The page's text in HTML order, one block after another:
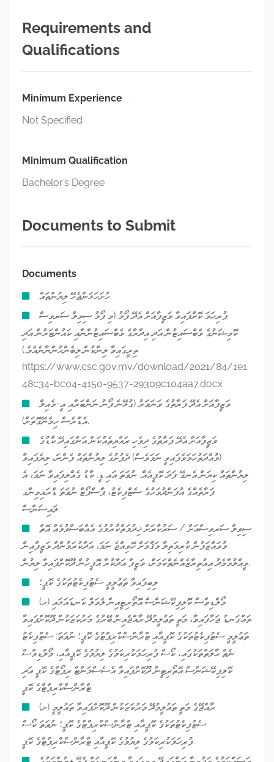
Requirements and
Qualifications
Minimum Experience
Not Specified
Minimum Qualification
Bachelor’s Degree
Documents to Submit
Documents
ހުށަހަޅަންޖެހޭ ލިޔުންތައް:
ފުރިހަމަ ކޮށްފައިވާ ވަޒީފާއަށް އެދޭ ފޯމު (މި ފޯމު ސިވިލް ސަރވިސް
ކޮމިޝަނުގެ ވެބްސައިޓުން އަދި އިދާރާގެ ވެބްސައިޓުންނާއި ކައުންޓަރުން އަދި
ތިރީގައިވާ ލިންކުން ލިބެންހުންނާނެއެވެ.)
https://www.csc.gov.mv/download/2021/84/1e1
48c34-bc04-4150-9537-29309c104aa7.docx
ވަޒީފާއަށް އެދޭ ފަރާތުގެ ވަނަވަރު (ގުޅޭނެ ފޯނު ނަންބަރާއި އީ-މެއިލް
އެޑްރެސް ހިމެނޭގޮތަށް).
ވަޒީފާއަށް އެދޭ ފަރާތުގެ ދިވެހި ރައްޔިތެއްކަން އަންގައިދޭ ކާޑުގެ
(މުއްދަތުހަމަވެފައިވީ ނަމަވެސް) ދެފުށުގެ ލިޔުންތައް ފެންނަ، ލިޔެފައިވާ
ލިޔުންތައް ކިޔަން އެނގޭ ފަދަ ކޮޕީއެއް. ނުވަތަ އައި.ޑީ. ކާޑު ގެއްލިފައިވާ ނަމަ، އެ
ފަރާތެއްގެ އުފަންދުވަހުގެ ސެޓްފިކެޓު، ޕާސްޕޯޓް ނުވަތަ ޑްރައިވިންގ
ލައިސަންސް.
ސިވިލް ސަރވިސްއަށް / ސަރުކާރަށް ޚިދުމަތްކުރުމުގެ އެއްބަސްވުމެއް އޮތް
މުވައްޒަފުން ކުރިމަތިލާ މަޤާމަށް ހޮވިއްޖެ ނަމަ، އަދާކުރަމުންދާ ވަޒީފާއިން
ވީއްލުމާމެދު އިއުތިރާޒެއްނެތްކަމަށް، ވަޒީފާ އަދާކުރާ އޮފީހުން ދޫކޮށްފައިވާ ލިޔުން.
ލިބިފައިވާ ތަޢުލީމީ ސެޓުފިކެޓުތަކުގެ ކޮޕީ؛
(ހ) މޯލްޑިވްސް ކޮލިފިކޭޝަންސް އޮތޯރިޓީއިން ލެވަލް ކަނޑައަޅައި
ތައްގަނޑު ޖަހާފައިވާ، މަތީ ތަޢުލީމުދޭ ރާއްޖެއިން ބޭރުގެ މަރުކަޒަކުން ދޫކޮށްފައިވާ
ތަޢުލީމީ ސެޓުފިކެޓުތަކުގެ ކޮޕީއާއި ޓްރާންސްކްރިޕްޓުގެ ކޮޕީ؛ ނުވަތަ: ސެޓްފިކެޓު
ނެތް ޙާލަތްތަކުގައި، ކޯސް ފުރިހަމަކުރިކަމުގެ ލިޔުމުގެ ކޮޕީއާއި، މޯލްޑިވްސް
ކޮލިފިކޭޝަންސް އޮތޯރިޓީން ދޫކޮށްފައިވާ އެސެސްމަންޓް ރިޕޯޓްގެ ކޮޕީ އަދި
ޓްރާންސްކްރިޕްޓްގެ ކޮޕީ
(ށ) ރާއްޖޭގެ މަތީ ތައުލީމުދޭ މަރުކަޒަކުން ދޫކޮށްފައިވާ ތައުލީމީ
ސެޓުފިކެޓުތަކުގެ ކޮޕީއާއި ޓްރާންސްކްރިޕްޓްގެ ކޮޕީ؛ ނުވަތަ ކޯސް
ފުރިހަމަކުރިކަމުގެ ލިޔުމުގެ ކޮޕީއާއި ޓްރާންސްކްރިޕްޓްގެ ކޮޕީ.